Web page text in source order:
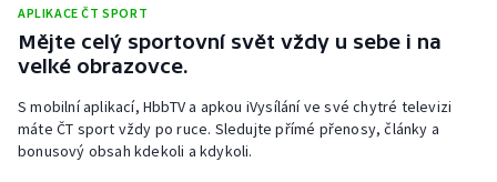
Rychlobruslení
Short track
APLIKACE ČT SPORT
Mějte celý sportovní svět vždy u sebe i na
velké obrazovce.
S mobilní aplikací, HbbTV a apkou iVysílání ve své chytré televizi
máte ČT sport vždy po ruce. Sledujte přímé přenosy, články a
bonusový obsah kdekoli a kdykoli.